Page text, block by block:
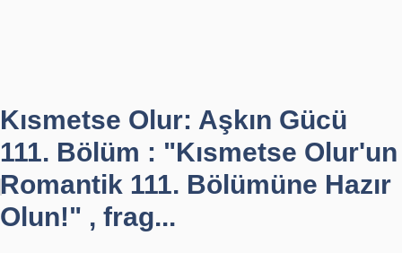
Kısmetse Olur: Aşkın Gücü
111. Bölüm : "Kısmetse Olur'un
Romantik 111. Bölümüne Hazır
Olun!" , frag...